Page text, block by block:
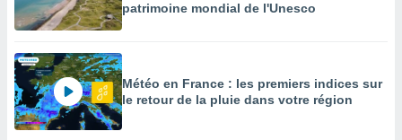
patrimoine mondial de l'Unesco
Météo en France : les premiers indices sur
le retour de la pluie dans votre région